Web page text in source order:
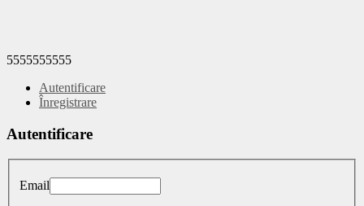
5555555555
Autentificare
Înregistrare
Autentificare
Email